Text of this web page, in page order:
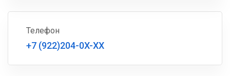
Телефон
+7 (922)204-0X-XX